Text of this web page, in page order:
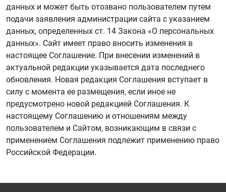
данных и может быть отозвано пользователем путем
подачи заявления администрации сайта с указанием
данных, определенных ст. 14 Закона «О персональных
данных». Сайт имеет право вносить изменения в
настоящее Соглашение. При внесении изменений в
актуальной редакции указывается дата последнего
обновления. Новая редакция Соглашения вступает в
силу с момента ее размещения, если иное не
предусмотрено новой редакцией Соглашения. К
настоящему Соглашению и отношениям между
пользователем и Сайтом, возникающим в связи с
применением Соглашения подлежит применению право
Российской Федерации.